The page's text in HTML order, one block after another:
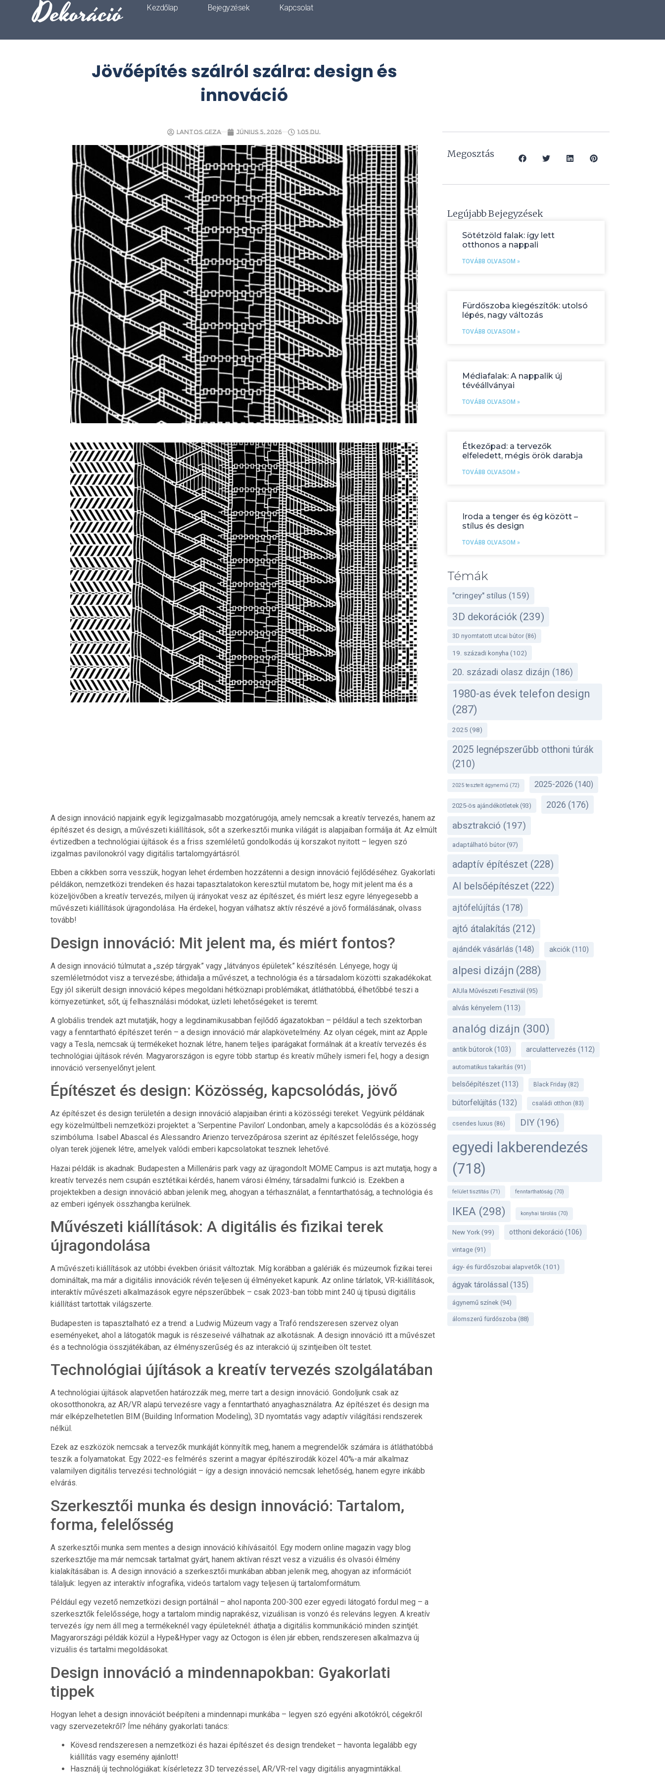
Dekoráció Kezdőlap Bejegyzések Kapcsolat
Jövőépítés szálról szálra: design és
innováció
Lantos Geza június 5, 2026 1:05 du.
A design innováció napjaink egyik legizgalmasabb mozgatórugója, amely nemcsak a kreatív tervezés, hanem az
építészet és design, a művészeti kiállítások, sőt a szerkesztői munka világát is alapjaiban formálja át. Az elmúlt
évtizedben a technológiai újítások és a friss szemléletű gondolkodás új korszakot nyitott – legyen szó
izgalmas pavilonokról vagy digitális tartalomgyártásról.
Ebben a cikkben sorra vesszük, hogyan lehet érdemben hozzátenni a design innováció fejlődéséhez. Gyakorlati
példákon, nemzetközi trendeken és hazai tapasztalatokon keresztül mutatom be, hogy mit jelent ma és a
közeljövőben a kreatív tervezés, milyen új irányokat vesz az építészet, és miért lesz egyre lényegesebb a
művészeti kiállítások újragondolása. Ha érdekel, hogyan válhatsz aktív részévé a jövő formálásának, olvass
tovább!
Design innováció: Mit jelent ma, és miért fontos?
A design innováció túlmutat a „szép tárgyak” vagy „látványos épületek” készítésén. Lényege, hogy új
szemléletmódot visz a tervezésbe; áthidalja a művészet, a technológia és a társadalom közötti szakadékokat.
Egy jól sikerült design innováció képes megoldani hétköznapi problémákat, átláthatóbbá, élhetőbbé teszi a
környezetünket, sőt, új felhasználási módokat, üzleti lehetőségeket is teremt.
A globális trendek azt mutatják, hogy a legdinamikusabban fejlődő ágazatokban – például a tech szektorban
vagy a fenntartható építészet terén – a design innováció már alapkövetelmény. Az olyan cégek, mint az Apple
vagy a Tesla, nemcsak új termékeket hoznak létre, hanem teljes iparágakat formálnak át a kreatív tervezés és
technológiai újítások révén. Magyarországon is egyre több startup és kreatív műhely ismeri fel, hogy a design
innováció versenyelőnyt jelent.
Építészet és design: Közösség, kapcsolódás, jövő
Az építészet és design területén a design innováció alapjaiban érinti a közösségi tereket. Vegyünk példának
egy közelmúltbeli nemzetközi projektet: a ‘Serpentine Pavilon’ Londonban, amely a kapcsolódás és a közösség
szimbóluma. Isabel Abascal és Alessandro Arienzo tervezőpárosa szerint az építészet felelőssége, hogy
olyan terek jöjjenek létre, amelyek valódi emberi kapcsolatokat tesznek lehetővé.
Hazai példák is akadnak: Budapesten a Millenáris park vagy az újragondolt MOME Campus is azt mutatja, hogy a
kreatív tervezés nem csupán esztétikai kérdés, hanem városi élmény, társadalmi funkció is. Ezekben a
projektekben a design innováció abban jelenik meg, ahogyan a térhasználat, a fenntarthatóság, a technológia és
az emberi igények összhangba kerülnek.
Művészeti kiállítások: A digitális és fizikai terek
újragondolása
A művészeti kiállítások az utóbbi években óriásit változtak. Míg korábban a galériák és múzeumok fizikai terei
domináltak, ma már a digitális innovációk révén teljesen új élményeket kapunk. Az online tárlatok, VR-kiállítások,
interaktív művészeti alkalmazások egyre népszerűbbek – csak 2023-ban több mint 240 új típusú digitális
kiállítást tartottak világszerte.
Budapesten is tapasztalható ez a trend: a Ludwig Múzeum vagy a Trafó rendszeresen szervez olyan
eseményeket, ahol a látogatók maguk is részeseivé válhatnak az alkotásnak. A design innováció itt a művészet
és a technológia összjátékában, az élményszerűség és az interakció új szintjeiben ölt testet.
Technológiai újítások a kreatív tervezés szolgálatában
A technológiai újítások alapvetően határozzák meg, merre tart a design innováció. Gondoljunk csak az
okosotthonokra, az AR/VR alapú tervezésre vagy a fenntartható anyaghasználatra. Az építészet és design ma
már elképzelhetetlen BIM (Building Information Modeling), 3D nyomtatás vagy adaptív világítási rendszerek
nélkül.
Ezek az eszközök nemcsak a tervezők munkáját könnyítik meg, hanem a megrendelők számára is átláthatóbbá
teszik a folyamatokat. Egy 2022-es felmérés szerint a magyar építészirodák közel 40%-a már alkalmaz
valamilyen digitális tervezési technológiát – így a design innováció nemcsak lehetőség, hanem egyre inkább
elvárás.
Szerkesztői munka és design innováció: Tartalom,
forma, felelősség
A szerkesztői munka sem mentes a design innováció kihívásaitól. Egy modern online magazin vagy blog
szerkesztője ma már nemcsak tartalmat gyárt, hanem aktívan részt vesz a vizuális és olvasói élmény
kialakításában is. A design innováció a szerkesztői munkában abban jelenik meg, ahogyan az információt
tálaljuk: legyen az interaktív infografika, videós tartalom vagy teljesen új tartalomformátum.
Például egy vezető nemzetközi design portálnál – ahol naponta 200-300 ezer egyedi látogató fordul meg – a
szerkesztők felelőssége, hogy a tartalom mindig naprakész, vizuálisan is vonzó és releváns legyen. A kreatív
tervezés így nem áll meg a termékeknél vagy épületeknél: áthatja a digitális kommunikáció minden szintjét.
Magyarországi példák közül a Hype&Hyper vagy az Octogon is élen jár ebben, rendszeresen alkalmazva új
vizuális és tartalmi megoldásokat.
Design innováció a mindennapokban: Gyakorlati
tippek
Hogyan lehet a design innovációt beépíteni a mindennapi munkába – legyen szó egyéni alkotókról, cégekről
vagy szervezetekről? Íme néhány gyakorlati tanács:
Kövesd rendszeresen a nemzetközi és hazai építészet és design trendeket – havonta legalább egy
kiállítás vagy esemény ajánlott!
Használj új technológiákat: kísérletezz 3D tervezéssel, AR/VR-rel vagy digitális anyagmintákkal.
Megosztás
Legújabb Bejegyzések
Sötétzöld falak: így lett
otthonos a nappali
TOVÁBB OLVASOM »
Fürdőszoba kiegészítők: utolsó
lépés, nagy változás
TOVÁBB OLVASOM »
Médiafalak: A nappalik új
tévéállványai
TOVÁBB OLVASOM »
Étkezőpad: a tervezők
elfeledett, mégis örök darabja
TOVÁBB OLVASOM »
Iroda a tenger és ég között –
stílus és design
TOVÁBB OLVASOM »
Témák
"cringey" stílus (159)
3D dekorációk(239)
3D nyomtatott utcai bútor(86)
19. századi konyha (102)
20. századi olasz dizájn (186)
1980-as évek telefon design
(287)
2025 (98)
2025 legnépszerűbb otthoni túrák
(210)
2025 tesztelt ágynemű(72) 2025-2026 (140)
2025-ös ajándékötletek(93) 2026 (176)
absztrakció (197)
adaptálható bútor(97)
adaptív építészet (228)
AI belsőépítészet(222)
ajtófelújítás (178)
ajtó átalakítás (212)
ajándék vásárlás(148) akciók(110)
alpesi dizájn (288)
AlUla Művészeti Fesztivál (95)
alvás kényelem (113)
analóg dizájn (300)
antik bútorok (103) arculattervezés (112)
automatikus takarítás (91)
belsőépítészet(113) Black Friday(82)
bútorfelújítás (132) családi otthon (83)
csendes luxus (86) DIY(196)
egyedi lakberendezés
(718)
felület tisztítás(71) fenntarthatóság (70)
IKEA (298) konyhai tárolás(70)
New York(99) otthoni dekoráció (106)
vintage(91)
ágy- és fürdőszobai alapvetők (101)
ágyak tárolással (135)
ágynemű színek(94)
álomszerű fürdőszoba (88)